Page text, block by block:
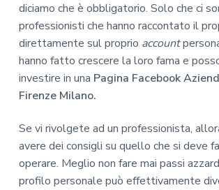
diciamo che è obbligatorio. Solo che ci
professionisti che hanno raccontato il
direttamente sul proprio account
hanno fatto crescere la loro fama e
investire in una Pagina Facebook
Firenze Milano.
Se vi rivolgete ad un professionista,
avere dei consigli su quello che si deve
operare. Meglio non fare mai passi
profilo personale può effettivamente